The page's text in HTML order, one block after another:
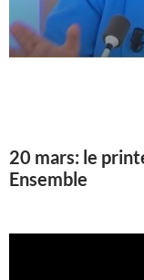
20 mars: le
Ensemble